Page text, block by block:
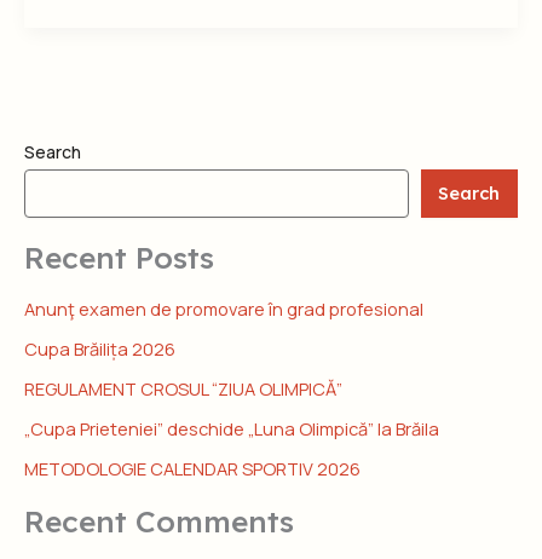
Search
Search
Recent Posts
Anunţ examen de promovare în grad profesional
Cupa Brăilița 2026
REGULAMENT CROSUL “ZIUA OLIMPICĂ”
„Cupa Prieteniei” deschide „Luna Olimpică” la Brăila
METODOLOGIE CALENDAR SPORTIV 2026
Recent Comments